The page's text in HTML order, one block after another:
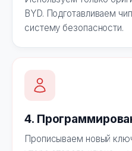
BYD. Подготавливаем
систему безопасности.
4.
Прописываем новый